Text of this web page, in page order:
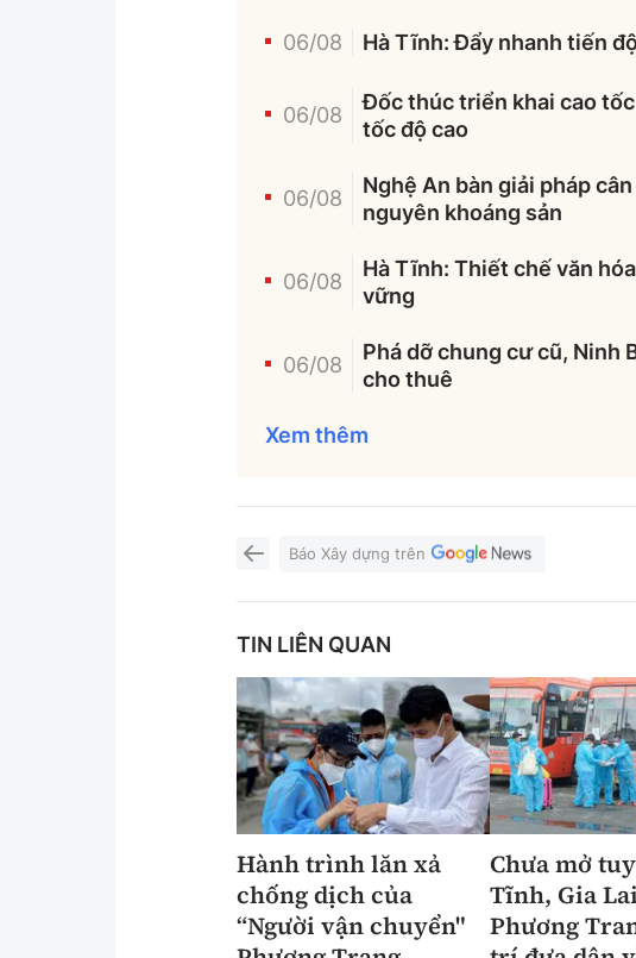
06/08 Hà Tĩnh: Đẩy nhanh tiến
06/08
Đốc thúc triển khai cao
tốc độ cao
06/08
Nghệ An bàn giải pháp
nguyên khoáng sản
06/08
Hà Tĩnh: Thiết chế văn
vững
06/08
Phá dỡ chung cư cũ, Ninh
cho thuê
Xem thêm
Báo Xây dựng trên
TIN LIÊN QUAN
Hành trình lăn xả
chống dịch của
“Người vận chuyển"
Chưa mở
Tĩnh, Gia
Phương